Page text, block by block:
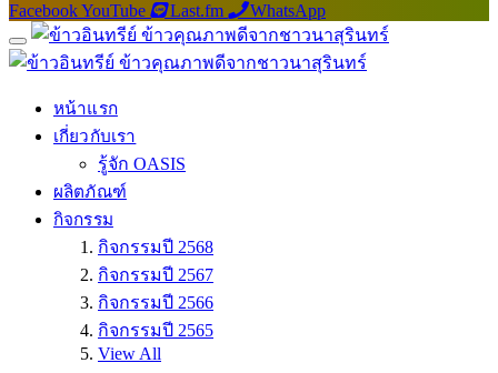
FacebookYouTube Last.fm WhatsApp
หน้าแรก
เกี่ยวกับเรา
รู้จัก OASIS
ผลิตภัณฑ์
กิจกรรม
กิจกรรมปี 2568
กิจกรรมปี 2567
กิจกรรมปี 2566
กิจกรรมปี 2565
View All